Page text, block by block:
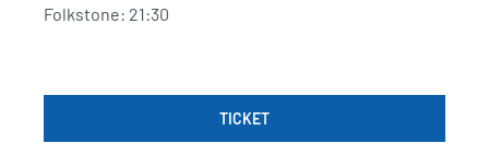
Folkstone: 21:30
TICKET